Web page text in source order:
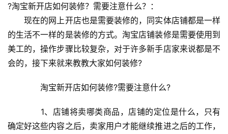
?淘宝新开店如何装修？需要注意什么？：
现在的网上开店也是需要装修的，同实体店铺都是一样
的生活不一样的是装修的方式。淘宝店铺装修是需要使用到
美工的，操作步骤比较复杂，对于许多新手店家来说都是不
会的，接下来就来教教大家如何装修?
淘宝新开店如何装修?需要注意什么?
1、店铺将卖哪类商品，店铺的定位是什么，只有
确定好这些内容之后，卖家用户才能继续推进之后的工作，